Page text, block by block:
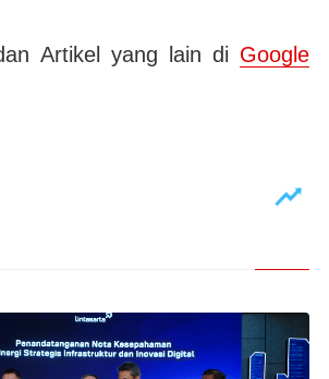
Artikel yang lain di Google